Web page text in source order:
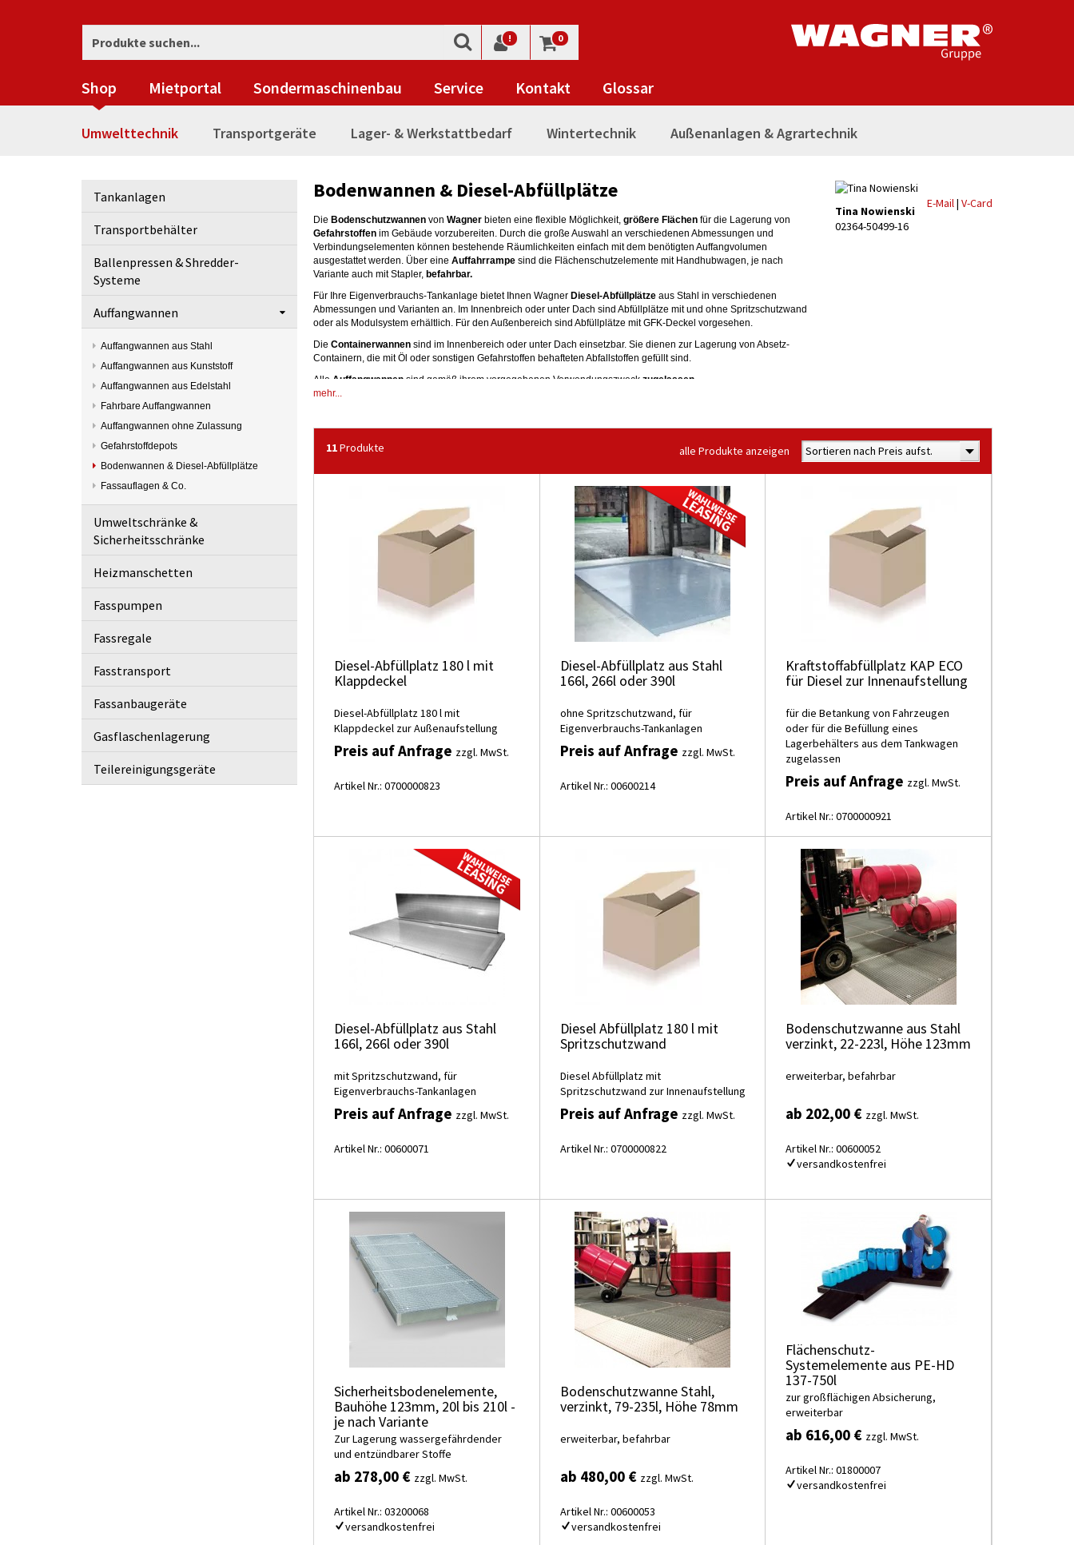
! 0
Shop Mietportal Sondermaschinenbau Service Kontakt Glossar
Umwelttechnik Transportgeräte Lager- & Werkstattbedarf Wintertechnik Außenanlagen & Agrartechnik
Tankanlagen
Transportbehälter
Ballenpressen & Shredder-
Systeme
Auffangwannen
Auffangwannen aus Stahl
Auffangwannen aus Kunststoff
Auffangwannen aus Edelstahl
Fahrbare Auffangwannen
Auffangwannen ohne Zulassung
Gefahrstoffdepots
Bodenwannen & Diesel-Abfüllplätze
Fassauflagen & Co.
Umweltschränke &
Sicherheitsschränke
Heizmanschetten
Fasspumpen
Fassregale
Fasstransport
Fassanbaugeräte
Gasflaschenlagerung
Teilereinigungsgeräte
Bodenwannen & Diesel-Abfüllplätze
Die Bodenschutzwannen von Wagner bieten eine flexible Möglichkeit, größere Flächen für die Lagerung von
Gefahrstoffen im Gebäude vorzubereiten. Durch die große Auswahl an verschiedenen Abmessungen und
Verbindungselementen können bestehende Räumlichkeiten einfach mit dem benötigten Auffangvolumen
ausgestattet werden. Über eine Auffahrrampe sind die Flächenschutzelemente mit Handhubwagen, je nach
Variante auch mit Stapler, befahrbar.
Für Ihre Eigenverbrauchs-Tankanlage bietet Ihnen Wagner Diesel-Abfüllplätze aus Stahl in verschiedenen
Abmessungen und Varianten an. Im Innenbreich oder unter Dach sind Abfüllplätze mit und ohne Spritzschutzwand
oder als Modulsystem erhältlich. Für den Außenbereich sind Abfüllplätze mit GFK-Deckel vorgesehen.
Die Containerwannen sind im Innenbereich oder unter Dach einsetzbar. Sie dienen zur Lagerung von Absetz-
Containern, die mit Öl oder sonstigen Gefahrstoffen behafteten Abfallstoffen gefüllt sind.
Alle Auffangwannen sind gemäß ihrem vorgegebenen Verwendungszweck zugelassen
mehr...
Tina Nowienski
02364-50499-16
E-Mail| V-Card
11Produkte Sortieren nach Preis aufst.
alle Produkte anzeigen
Diesel-Abfüllplatz 180 l mit
Klappdeckel
Diesel-Abfüllplatz 180 l mit
Klappdeckel zur Außenaufstellung
Preis auf Anfrage zzgl. MwSt.
Artikel Nr.: 0700000823
Diesel-Abfüllplatz aus Stahl
166l, 266l oder 390l
ohne Spritzschutzwand, für
Eigenverbrauchs-Tankanlagen
Preis auf Anfrage zzgl. MwSt.
Artikel Nr.: 00600214
Kraftstoffabfüllplatz KAP ECO
für Diesel zur Innenaufstellung
für die Betankung von Fahrzeugen
oder für die Befüllung eines
Lagerbehälters aus dem Tankwagen
zugelassen
Preis auf Anfrage zzgl. MwSt.
Artikel Nr.: 0700000921
Diesel-Abfüllplatz aus Stahl
166l, 266l oder 390l
mit Spritzschutzwand, für
Eigenverbrauchs-Tankanlagen
Preis auf Anfrage zzgl. MwSt.
Artikel Nr.: 00600071
Diesel Abfüllplatz 180 l mit
Spritzschutzwand
Diesel Abfüllplatz mit
Spritzschutzwand zur Innenaufstellung
Preis auf Anfrage zzgl. MwSt.
Artikel Nr.: 0700000822
Bodenschutzwanne aus Stahl
verzinkt, 22-223l, Höhe 123mm
erweiterbar, befahrbar
ab 202,00 € zzgl. MwSt.
Artikel Nr.: 00600052
versandkostenfrei
Sicherheitsbodenelemente,
Bauhöhe 123mm, 20l bis 210l -
je nach Variante
Zur Lagerung wassergefährdender
und entzündbarer Stoffe
ab 278,00 € zzgl. MwSt.
Artikel Nr.: 03200068
versandkostenfrei
Bodenschutzwanne Stahl,
verzinkt, 79-235l, Höhe 78mm
erweiterbar, befahrbar
ab 480,00 € zzgl. MwSt.
Artikel Nr.: 00600053
versandkostenfrei
Flächenschutz-
Systemelemente aus PE-HD
137-750l
zur großflächigen Absicherung,
erweiterbar
ab 616,00 € zzgl. MwSt.
Artikel Nr.: 01800007
versandkostenfrei